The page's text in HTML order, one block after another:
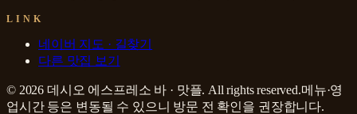
LINK
네이버 지도 · 길찾기
다른 맛집 보기
© 2026 데시오 에스프레소 바 · 맛플. All rights reserved.메뉴·영
업시간 등은 변동될 수 있으니 방문 전 확인을 권장합니다.